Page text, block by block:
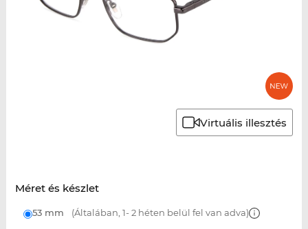
Virtuális illesztés
Méret és készlet
53 mm (Általában, 1- 2 héten belül fel van adva)